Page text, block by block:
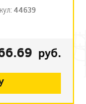
44639
руб.